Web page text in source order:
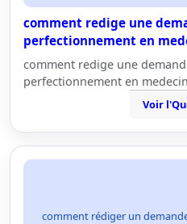
comment redige une
perfectionnement en
comment redige une
perfectionnement en
Voir
comment rédiger un